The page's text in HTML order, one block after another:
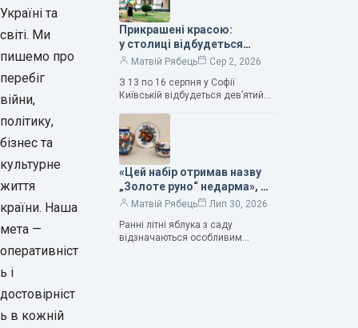
Україні та
світі. Ми
пишемо про
перебіг
війни,
політику,
бізнес та
культурне
життя
країни. Наша
мета —
оперативніст
ь і
достовірніст
ь в кожній
продовжує надихати митців на
Прикрашені красою:
у столиці відбудеться
дев’ятий фестиваль
Матвій Рябець
Сер 2, 2026
З 13 по 16 серпня у Софії
Київській відбудеться дев’ятий
мистецтв Bouquet Kyiv Stage. Ця
подія традиційно…
«Цей набір отримав назву
„Золоте руно“ недарма», —
колекціонерка Людмила
Матвій Рябець
Лип 30, 2026
Ранні літні яблука з саду
відзначаються особливим